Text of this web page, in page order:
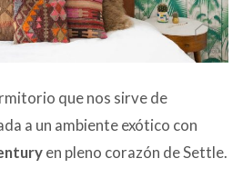
que nos sirve de
a un ambiente exótico con
en pleno corazón de Settle.